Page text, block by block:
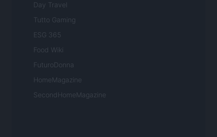
Day Travel
Tutto Gaming
ESG 365
Food Wiki
FuturoDonna
HomeMagazine
SecondHomeMagazine